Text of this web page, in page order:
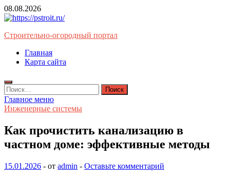
Перейти
к
08.08.2026
Строительно-огородный портал
Главная
Карта сайта
Найти:
Главное меню
Инженерные системы
Как прочистить канализацию в
частном доме: эффективные методы
15.01.2026 - от admin - Оставьте комментарий